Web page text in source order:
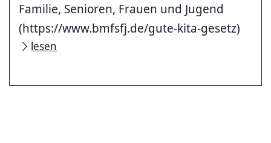
Familie, Senioren, Frauen und Jugend
(https://www.bmfsfj.de/gute-kita-gesetz)
lesen